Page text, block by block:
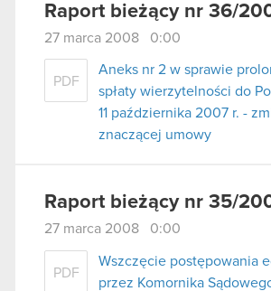
Raport bieżący nr 36/
27 marca 2008 0:00
PDF
Aneks nr 2 w sprawie
spłaty wierzytelności do
11 października 2007 r. -
znaczącej umowy
Raport bieżący nr 35/
27 marca 2008 0:00
PDF
Wszczęcie postępowania
przez Komornika